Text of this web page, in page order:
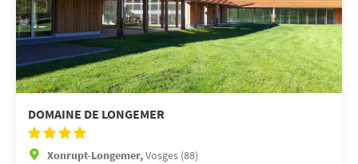
DOMAINE DE LONGEMER
Xonrupt-Longemer,Vosges (88)